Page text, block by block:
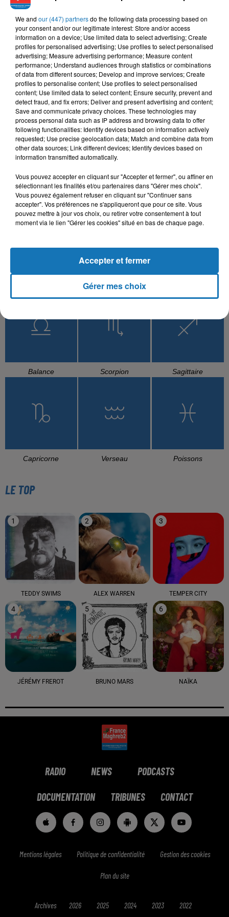
ANAS, ABDOU
GAMBETTA
Djazaïria
YOUSSEF
Salam Alikoum Yal
Lahbab
KADER JAPONAIS,
KEDYM
Mazal Mazal
L'HOROSCOPE
Bélier Taureau Gémeaux
Lion
Balance Scorpion Sagittaire
Capricorne Verseau Poissons
LE TOP
1
TEDDY SWIMS
2
ALEX WARREN
3
TEMPER CITY
4
JÉRÉMY FREROT
5
BRUNO MARS
6
NAÏKA
RADIO NEWS PODCASTS
DOCUMENTATION TRIBUNES CONTACT
Mentions légales Politique de confidentialité Gestion des cookies
Plan du site
Archives 2026 2025 2024 2023 2022
We and our (447) partnersdo the following data processing based on
your consent and/or our legitimate interest: Store and/or access
information on a device; Use limited data to select advertising; Create
profiles for personalised advertising; Use profiles to select personalised
advertising; Measure advertising performance; Measure content
performance; Understand audiences through statistics or combinations
of data from different sources; Develop and improve services; Create
profiles to personalise content; Use profiles to select personalised
content; Use limited data to select content; Ensure security, prevent and
detect fraud, and fix errors; Deliver and present advertising and content;
Save and communicate privacy choices. These technologies may
process personal data such as IP address and browsing data to offer
following functionalities: Identify devices based on information actively
requested; Use precise geolocation data; Match and combine data from
other data sources; Link different devices; Identify devices based on
information transmitted automatically.
Vous pouvez accepter en cliquant sur "Accepter et fermer", ou affiner en
sélectionnant les finalités et/ou partenaires dans "Gérer mes choix".
Vous pouvez également refuser en cliquant sur "Continuer sans
accepter". Vos préférences ne s'appliqueront que pour ce site. Vous
pouvez mettre à jour vos choix, ou retirer votre consentement à tout
moment via le lien "Gérer les cookies" situé en bas de chaque page.
Gérer mes choix
Accepter et fermer